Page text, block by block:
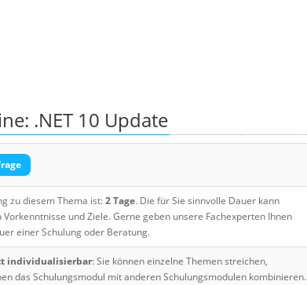
.NET 10 Update
zu diesem Thema ist:2 Tage. Die für Sie sinnvolle Dauer kann
und Ziele. Gerne geben unsere Fachexperten Ihnen
einer Schulung oder Beratung.
individualisierbar: Sie können einzelne Themen streichen,
das Schulungsmodul mit anderen Schulungsmodulen kombinieren.